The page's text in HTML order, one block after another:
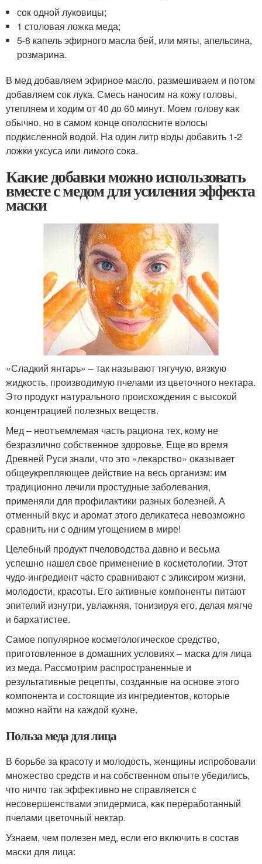
сок одной луковицы;
1 столовая ложка меда;
5-8 капель эфирного масла бей, или мяты, апельсина,
розмарина.
В мед добавляем эфирное масло, размешиваем и потом
добавляем сок лука. Смесь наносим на кожу головы,
утепляем и ходим от 40 до 60 минут. Моем голову как
обычно, но в самом конце ополосните волосы
подкисленной водой. На один литр воды добавить 1-2
ложки уксуса или лимого сока.
Какие добавки можно использовать
вместе с медом для усиления эффекта
маски
«Сладкий янтарь» – так называют тягучую, вязкую
жидкость, производимую пчелами из цветочного нектара.
Это продукт натурального происхождения с высокой
концентрацией полезных веществ.
Мед – неотъемлемая часть рациона тех, кому не
безразлично собственное здоровье. Еще во время
Древней Руси знали, что это «лекарство» оказывает
общеукрепляющее действие на весь организм: им
традиционно лечили простудные заболевания,
применяли для профилактики разных болезней. А
отменный вкус и аромат этого деликатеса невозможно
сравнить ни с одним угощением в мире!
Целебный продукт пчеловодства давно и весьма
успешно нашел свое применение в косметологии. Этот
чудо-ингредиент часто сравнивают с эликсиром жизни,
молодости, красоты. Его активные компоненты питают
эпителий изнутри, увлажняя, тонизируя его, делая мягче
и бархатистее.
Самое популярное косметологическое средство,
приготовленное в домашних условиях – маска для лица
из меда. Рассмотрим распространенные и
результативные рецепты, созданные на основе этого
компонента и состоящие из ингредиентов, которые
можно найти на каждой кухне.
Польза меда для лица
В борьбе за красоту и молодость, женщины испробовали
множество средств и на собственном опыте убедились,
что ничто так эффективно не справляется с
несовершенствами эпидермиса, как переработанный
пчелами цветочный нектар.
Узнаем, чем полезен мед, если его включить в состав
маски для лица: